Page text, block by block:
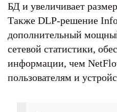
БД и увеличивает
Также DLP-решение
дополнительный
сетевой статистики,
информации, чем
пользователям и